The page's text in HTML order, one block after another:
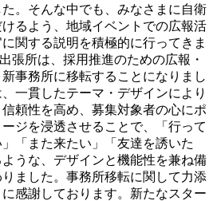
。そんな中でも、みなさまに自衛
るよう、地域イベントでの広報活
関する説明を積極的に行ってきま
張所は、採用推進のための広報・
事務所に移転することになりまし
一貫したテーマ・デザインにより
頼性を高め、募集対象者の心にポ
ジを浸透させることで、「行って
「また来たい」「友達を誘いた
うな、デザインと機能性を兼ね備
ました。事務所移転に関して力添
感謝しております。新たなスター